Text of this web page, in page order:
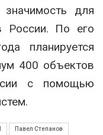
для
По его
планируется
400 объектов
с помощью
Павел Степанов